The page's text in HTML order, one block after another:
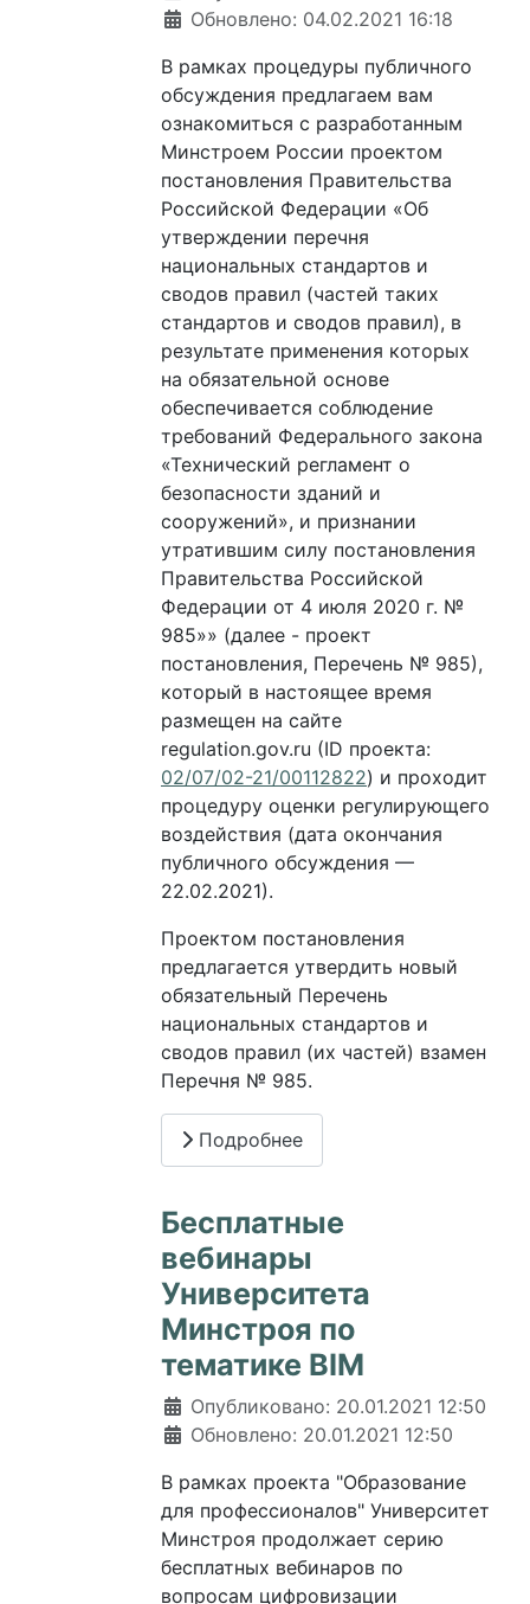
Обновлено: 04.02.2021 16:18
В рамках процедуры публичного
обсуждения предлагаем вам
ознакомиться с разработанным
Минстроем России проектом
постановления Правительства
Российской Федерации «Об
утверждении перечня
национальных стандартов и
сводов правил (частей таких
стандартов и сводов правил), в
результате применения которых
на обязательной основе
обеспечивается соблюдение
требований Федерального закона
«Технический регламент о
безопасности зданий и
сооружений», и признании
утратившим силу постановления
Правительства Российской
Федерации от 4 июля 2020 г. №
985»» (далее - проект
постановления, Перечень № 985),
который в настоящее время
размещен на сайте
regulation.gov.ru (ID проекта:
02/07/02-21/00112822) и проходит
процедуру оценки регулирующего
воздействия (дата окончания
публичного обсуждения —
22.02.2021).
Проектом постановления
предлагается утвердить новый
обязательный Перечень
национальных стандартов и
сводов правил (их частей) взамен
Перечня № 985.
Подробнее
Бесплатные
вебинары
Университета
Минстроя по
тематике BIM
Информация о материале
Опубликовано: 20.01.2021 12:50
Обновлено: 20.01.2021 12:50
В рамках проекта "Образование
для профессионалов" Университет
Минстроя продолжает серию
бесплатных вебинаров по
вопросам цифровизации